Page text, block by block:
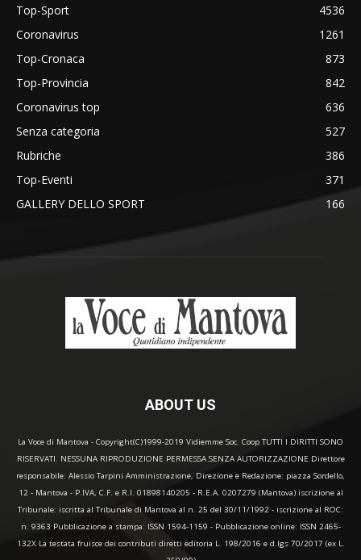
Top-Sport
4536
Coronavirus
1261
Top-Cronaca
873
Top-Provincia
842
Coronavirus top
636
Senza categoria
527
Rubriche
386
Top-Eventi
371
GALLERY DELLO SPORT
166
ABOUT US
La Voce di Mantova - Copyright(C)1999-2019 Vidiemme Soc. Coop TUTTI I DIRITTI SONO
RISERVATI. NESSUNA RIPRODUZIONE PERMESSA SENZA AUTORIZZAZIONE Direttore
responsabile: Alessio Tarpini Amministrazione, Direzione e Redazione: piazza Sordello,
12 - Mantova - P.IVA, C.F. e R.I. 01898140205 - R.E.A. 0207279 (Mantova) iscrizione al
Tribunale: iscritta al Tribunale di Mantova al n. 25 del 30/11/1992 - iscrizione al ROC:
n. 9363 Pubblicazione a stampa: ISSN 1594-1159 - Pubblicazione online: ISSN 2465-
132X La testata fruisce dei contributi diretti editoria L. 198/2016 e d.lgs 70/2017 (ex L.